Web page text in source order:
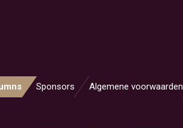
Sponsors Algemene voorwaarden